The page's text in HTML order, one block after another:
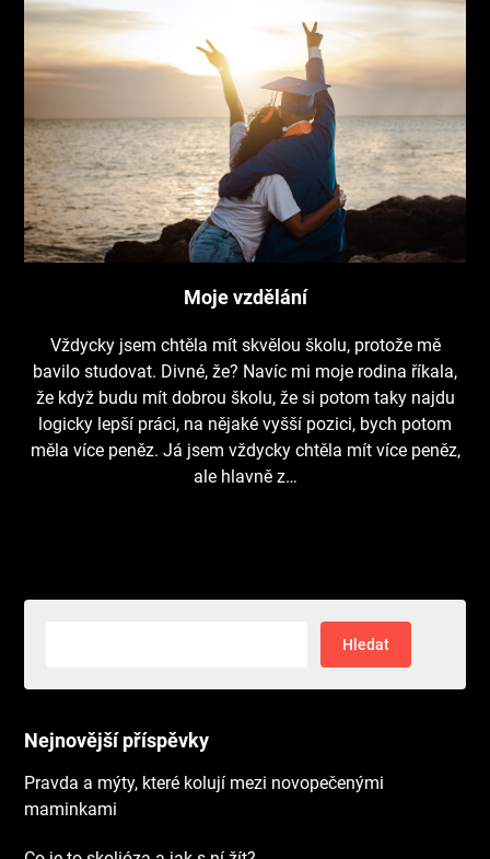
Moje vzdělání
Vždycky jsem chtěla mít skvělou školu, protože mě
bavilo studovat. Divné, že? Navíc mi moje rodina říkala,
že když budu mít dobrou školu, že si potom taky najdu
logicky lepší práci, na nějaké vyšší pozici, bych potom
měla více peněz. Já jsem vždycky chtěla mít více peněz,
ale hlavně z…
Nejnovější příspěvky
Pravda a mýty, které kolují mezi novopečenými
maminkami